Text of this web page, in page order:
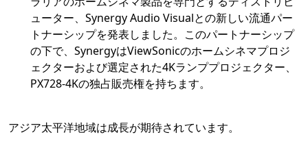
ューター、Synergy Audio Visualとの新しい流通パー
トナーシップを発表しました。このパートナーシップ
の下で、SynergyはViewSonicのホームシネマプロジ
ェクターおよび選定された4Kランププロジェクター、
PX728-4Kの独占販売権を持ちます。
アジア太平洋地域は成長が期待されています。